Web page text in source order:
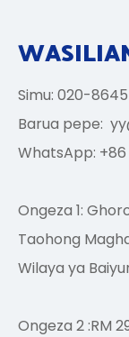
Simu: 020-
Barua pepe:
WhatsApp: +86
Ongeza 1:
Taohong
Wilaya ya
Ongeza 2 :RM